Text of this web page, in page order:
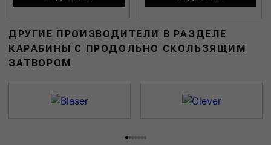
ДРУГИЕ ПРОИЗВОДИТЕЛИ В РАЗДЕЛЕ
КАРАБИНЫ С ПРОДОЛЬНО СКОЛЬЗЯЩИМ
ЗАТВОРОМ